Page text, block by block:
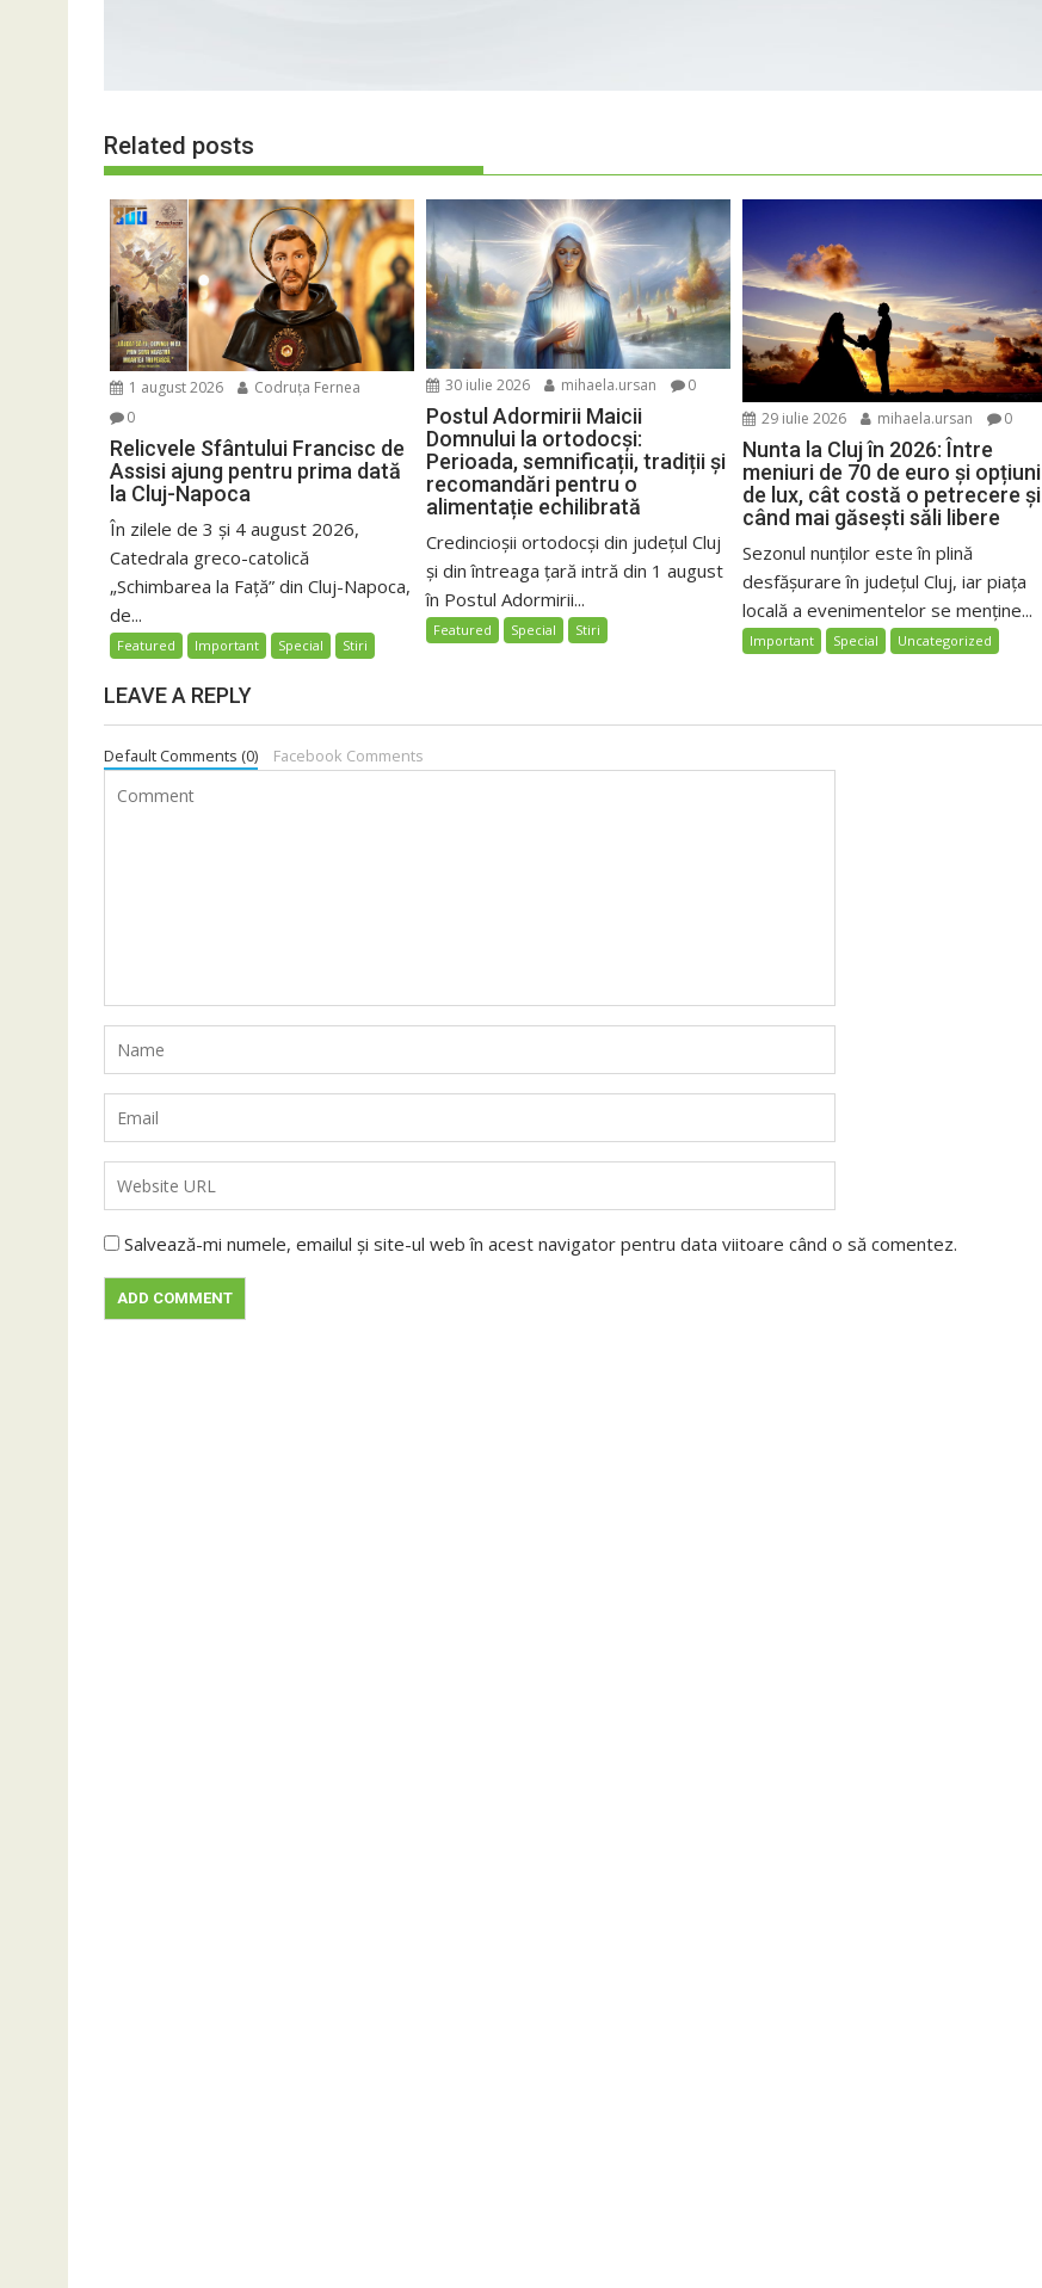
Related posts
1 august 2026
Codruța Fernea
0
Relicvele Sfântului Francisc de
Assisi ajung pentru prima dată
la Cluj-Napoca
În zilele de 3 și 4 august 2026,
Catedrala greco-catolică
„Schimbarea la Față” din Cluj-Napoca,
de...
Featured Important Special Stiri
30 iulie 2026 mihaela.ursan 0
Postul Adormirii Maicii
Domnului la ortodocși:
Perioada, semnificații, tradiții și
recomandări pentru o
alimentație echilibrată
Credincioșii ortodocși din județul Cluj
și din întreaga țară intră din 1 august
în Postul Adormirii...
Featured Special Stiri
29 iulie 2026 mihaela.ursan 0
Nunta la Cluj în 2026: Între
meniuri de 70 de euro și opțiuni
de lux, cât costă o petrecere și
când mai găsești săli libere
Sezonul nunților este în plină
desfășurare în județul Cluj, iar piața
locală a evenimentelor se menține...
Important Special Uncategorized
LEAVE A REPLY
Default Comments (0) Facebook Comments
Salvează-mi numele, emailul și site-ul web în acest navigator pentru data viitoare când o să comentez.